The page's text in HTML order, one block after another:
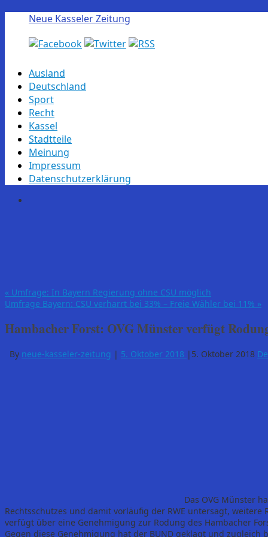
Neue Kasseler Zeitung
Skip
content
Ausland
Deutschland
Sport
Recht
Kassel
Stadtteile
Meinung
Impressum
Datenschutzerklärung
« Umfrage: In Bayern Regierung ohne CSU möglich
Umfrage Bayern: CSU verharrt bei 33% – Freie Wähler bei 11% »
Hambacher Forst: OVG Münster verfügt
By neue-kasseler-zeitung | 5. Oktober 2018 | 5. Oktober 2018
Das OVG Münster
Rechtsschutzes und damit vorläufig der RWE untersagt, weitere
verfügt über eine Genehmigung zur Rodung des Hambacher
Gegen diese Genehmigung hat der BUND geklagt und